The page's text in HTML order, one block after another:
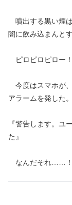
噴出する黒い煙
闇に飲み込まんと
ピロピロピロー！
今度はスマホが
アラームを発した。
『警告します。ユ
た』
なんだそれ……！